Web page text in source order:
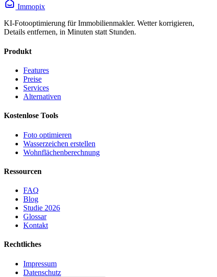
Immopix
KI-Fotooptimierung für Immobilienmakler. Wetter korrigieren,
Details entfernen, in Minuten statt Stunden.
Produkt
Features
Preise
Services
Alternativen
Kostenlose Tools
Foto optimieren
Wasserzeichen erstellen
Wohnflächen­berechnung
Ressourcen
FAQ
Blog
Studie 2026
Glossar
Kontakt
Rechtliches
Impressum
Datenschutz